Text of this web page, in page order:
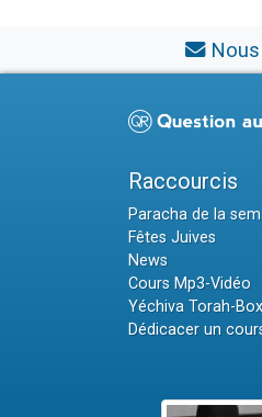
Raccourcis
Paracha de la
Fêtes Juives
News
Cours Mp3-Vidéo
Yéchiva Torah-Box
Dédicacer un